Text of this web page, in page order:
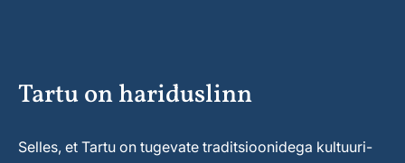
Tartu on hariduslinn
Selles, et Tartu on tugevate traditsioonidega kultuuri-